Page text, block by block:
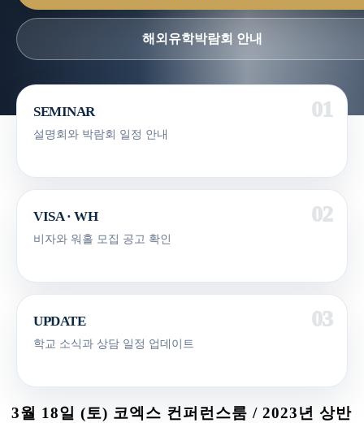
해외유학박람회 안내
SEMINAR
설명회와 박람회 일정 안내
VISA · WH
비자와 워홀 모집 공고 확인
UPDATE
학교 소식과 상담 일정 업데이트
3월 18일 (토) 코엑스 컨퍼런스룸 / 2023년 상반